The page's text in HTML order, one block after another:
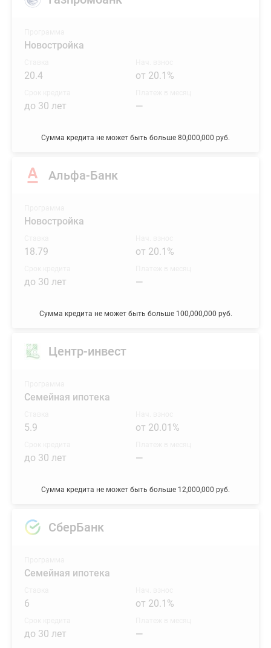
Сумма кредита не может быть больше 80,000,000 руб.
Новостройка
20.4 от 20.1%
до 30 лет —
Альфа-Банк
Сумма кредита не может быть больше 100,000,000 руб.
Новостройка
18.79 от 20.1%
до 30 лет —
Центр-инвест
Сумма кредита не может быть больше 12,000,000 руб.
Семейная ипотека
5.9 от 20.01%
до 30 лет —
СберБанк
Семейная ипотека
6 от 20.1%
до 30 лет —